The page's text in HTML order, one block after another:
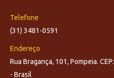
Telefone
(31) 3481-0591
Endereço
Rua Bragança, 101, Pompeia.
- Brasil